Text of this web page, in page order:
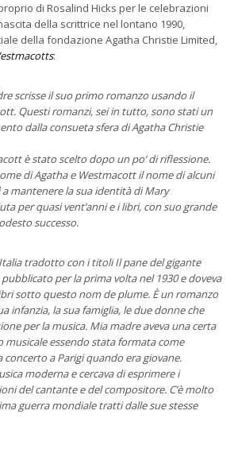
di Rosalind Hicks per le celebrazioni
della scrittrice nel lontano 1990,
della fondazione Agatha Christie Limited,
:
scrisse il suo primo romanzo usando il
Questi romanzi, sei in tutto, sono stati un
dalla consueta sfera di Agatha Christie
è stato scelto dopo un po’ di riflessione.
di Agatha e Westmacott il nome di alcuni
mantenere la sua identità di Mary
per quasi vent’anni e i libri, con suo grande
successo.
Italia tradotto con i titoli Il pane del gigante
per la prima volta nel 1930 e doveva
sotto questo nom de plume. È un romanzo
infanzia, la sua famiglia, le due donne che
per la musica. Mia madre aveva una certa
musicale essendo stata formata come
a Parigi quando era giovane.
moderna e cercava di esprimere i
del cantante e del compositore. C’è molto
guerra mondiale tratti dalle sue stesse